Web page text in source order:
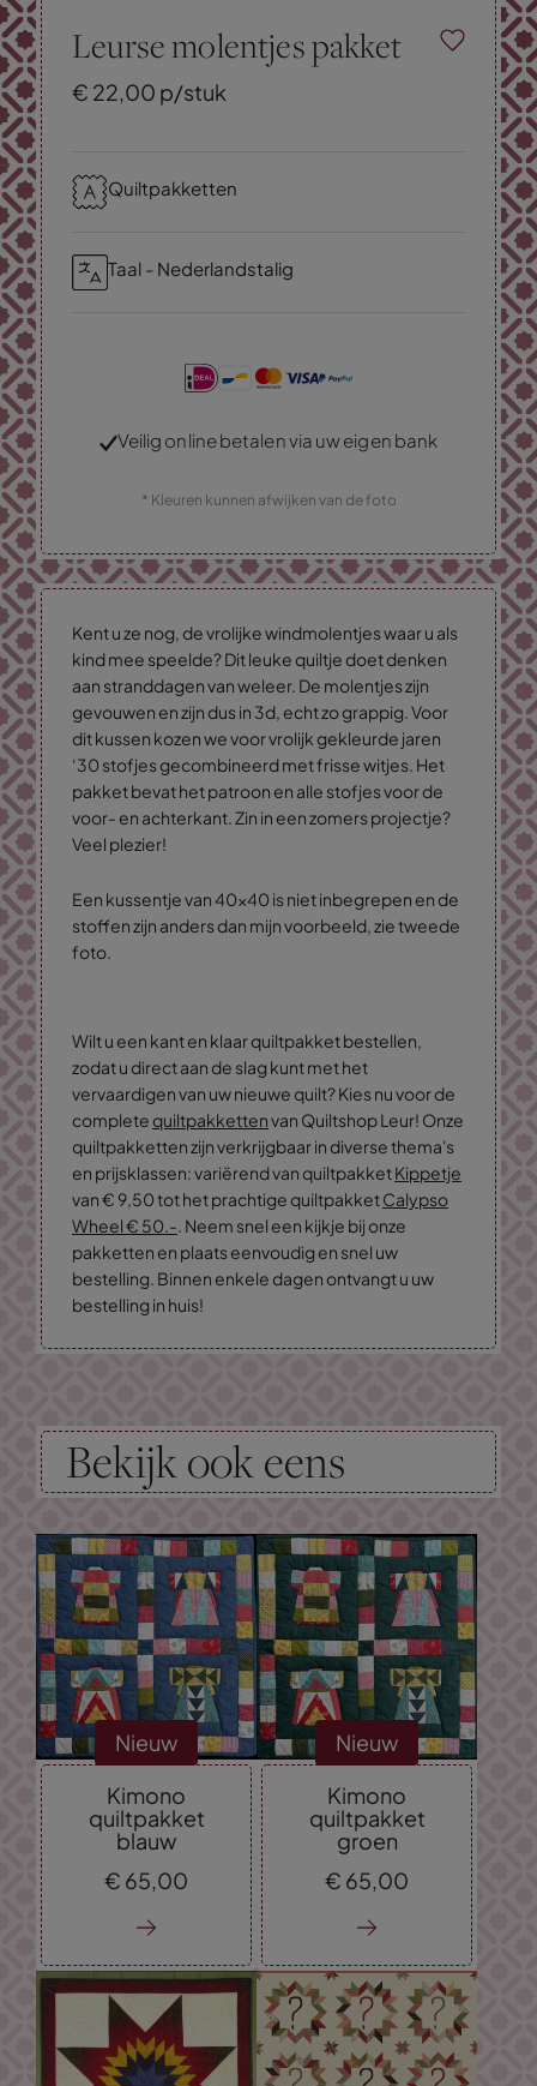
Leurse molentjes pakket
€ 22,00 p/stuk
Quiltpakketten
Taal - Nederlandstalig
Veilig online betalen via uw eigen bank
* Kleuren kunnen afwijken van de foto
Kent u ze nog, de vrolijke windmolentjes waar u als
kind mee speelde? Dit leuke quiltje doet denken
aan stranddagen van weleer. De molentjes zijn
gevouwen en zijn dus in 3d, echt zo grappig. Voor
dit kussen kozen we voor vrolijk gekleurde jaren
‘30 stofjes gecombineerd met frisse witjes. Het
pakket bevat het patroon en alle stofjes voor de
voor- en achterkant. Zin in een zomers projectje?
Veel plezier!
Een kussentje van 40x40 is niet inbegrepen en de
stoffen zijn anders dan mijn voorbeeld, zie tweede
foto.
Wilt u een kant en klaar quiltpakket bestellen,
zodat u direct aan de slag kunt met het
vervaardigen van uw nieuwe quilt? Kies nu voor de
complete quiltpakkettenvan Quiltshop Leur! Onze
quiltpakketten zijn verkrijgbaar in diverse thema's
en prijsklassen: variërend van quiltpakketKippetje
van € 9,50 tot het prachtige quiltpakketCalypso
Wheel € 50.-. Neem snel een kijkje bij onze
pakketten en plaats eenvoudig en snel uw
bestelling. Binnen enkele dagen ontvangt u uw
bestelling in huis!
Bekijk ook eens
Nieuw
Kimono
quiltpakket
blauw
€ 65,00
Nieuw
Kimono
quiltpakket
groen
€ 65,00